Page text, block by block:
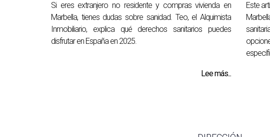
Si eres extranjero no residente y compras vivienda en
Marbella, tienes dudas sobre sanidad. Teo, el Alquimista
Inmobiliario, explica qué derechos sanitarios puedes
disfrutar en España en 2025.
Lee más...
Este